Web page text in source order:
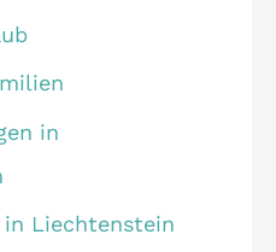
in
Liechtenstein